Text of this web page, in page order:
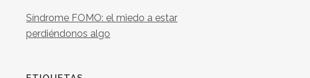
Síndrome FOMO: el miedo a estar
perdiéndonos algo